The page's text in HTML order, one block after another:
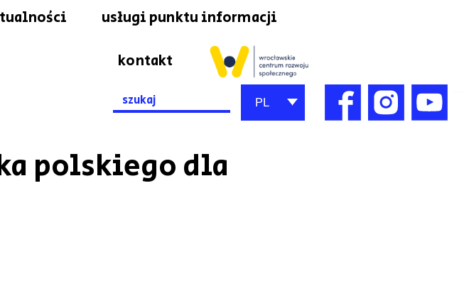
usługi punktu informacji
kontakt
Search
for:
PL
polskiego dla